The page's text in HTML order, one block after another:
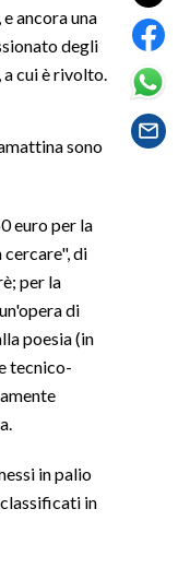
ancora una
degli
cui è rivolto.
sono
euro per la
di
per la
di
poesia (in
tecnico-
in palio
in